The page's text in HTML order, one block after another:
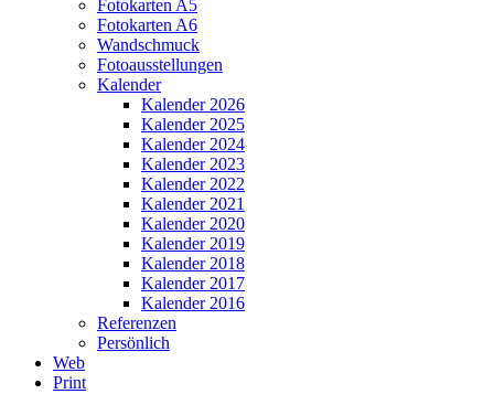
Fotokarten A5
Fotokarten A6
Wandschmuck
Fotoausstellungen
Kalender
Kalender 2026
Kalender 2025
Kalender 2024
Kalender 2023
Kalender 2022
Kalender 2021
Kalender 2020
Kalender 2019
Kalender 2018
Kalender 2017
Kalender 2016
Referenzen
Persönlich
Web
Print